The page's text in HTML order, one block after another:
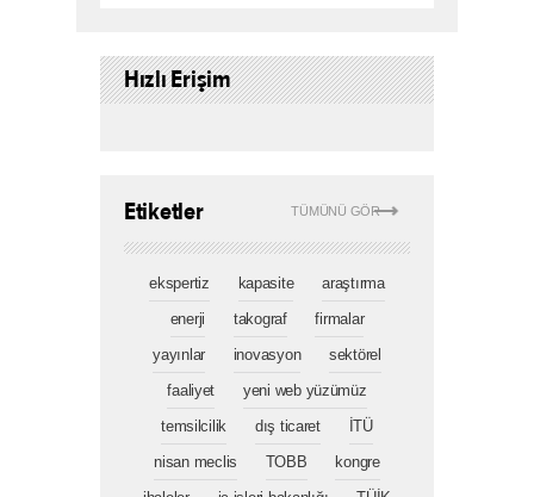
Hızlı Erişim
TÜMÜNÜ GÖR
Etiketler
ekspertiz kapasite
araştırma
enerji
takograf
firmalar
yayınlar
inovasyon
sektörel
faaliyet
yeni web yüzümüz
temsilcilik
dış ticaret
İTÜ
nisan meclis
TOBB
kongre